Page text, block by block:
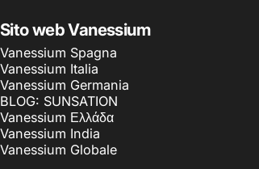
Sito web Vanessium
Vanessium Spagna
Vanessium Italia
Vanessium Germania
BLOG: SUNSATION
Vanessium Ελλάδα
Vanessium India
Vanessium Globale